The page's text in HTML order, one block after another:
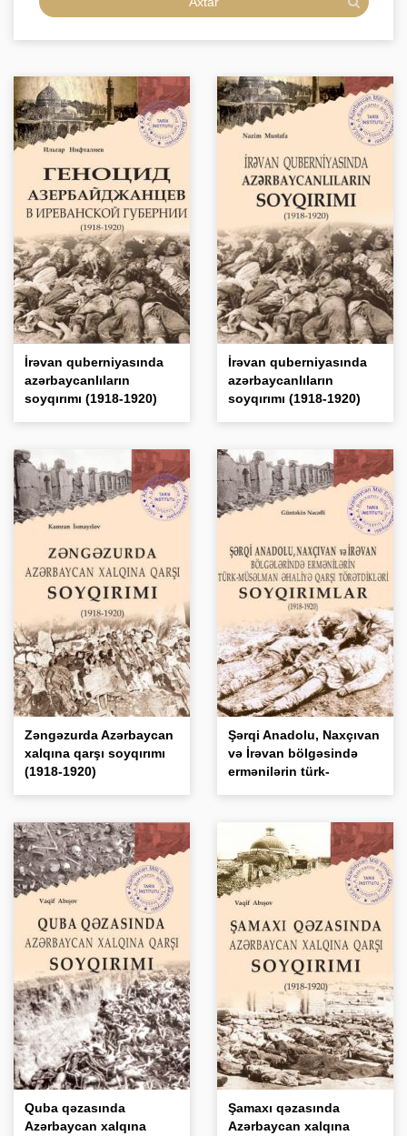
İrəvan quberniyasında
azərbaycanlıların
soyqırımı (1918-1920)
İrəvan quberniyasında
azərbaycanlıların
soyqırımı (1918-1920)
Zəngəzurda Azərbaycan
xalqına qarşı soyqırımı
(1918-1920)
Şərqi Anadolu, Naxçıvan
və İrəvan bölgəsində
ermənilərin türk-
Quba qəzasında
Azərbaycan xalqına
Şamaxı qəzasında
Azərbaycan xalqına